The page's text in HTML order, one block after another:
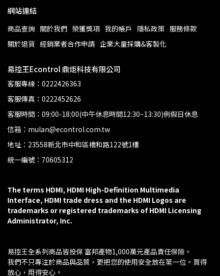
網站連結
商品查詢 關於我們 榮獲獎項 我的帳戶 隱私政策 服務條款
關於退貨 經銷業者合作申請 企業大量採購&客製化
易控王Econtrol 鼎炬科技有限公司
客服專線：0222426363
客服傳真：0222452626
客服時間：09:00-18:00(中午休息時間12:30~13:30)例假日休息
信箱：mulan@econtrol.com.tw
地址：23558新北市中和區橋和路122號1樓
統一編號：70605312
The terms HDMI, HDMI High-Definition Multimedia
Interface, HDMI trade dress and the HDMI Logos are
trademarks or registered trademarks of HDMI Licensing
Administrator, Inc.
易控王全系列商品皆投保 富邦產物1,000萬元產品責任保險。
我們不只專注於商品與品質，更把您的使用安全放在第一位。買得
放心，用得安心。